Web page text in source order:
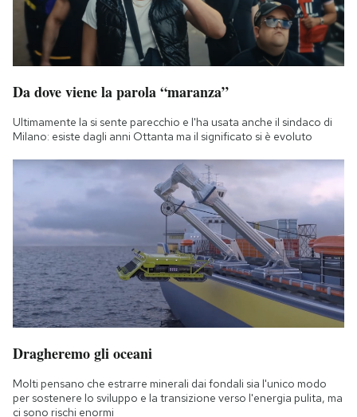
Da dove viene la parola “maranza”
Ultimamente la si sente parecchio e l'ha usata anche il sindaco di
Milano: esiste dagli anni Ottanta ma il significato si è evoluto
Dragheremo gli oceani
Molti pensano che estrarre minerali dai fondali sia l'unico modo
per sostenere lo sviluppo e la transizione verso l'energia pulita, ma
ci sono rischi enormi